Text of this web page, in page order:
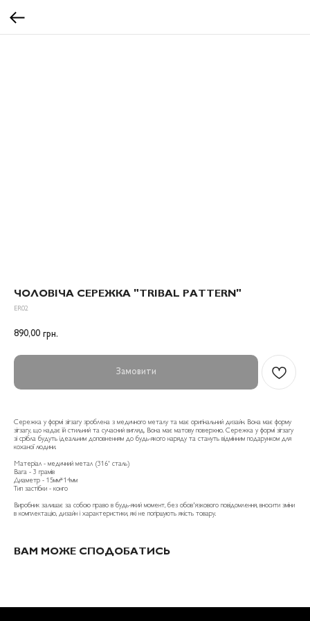
ЧОЛОВІЧА СЕРЕЖКА "ТRIBAL PATTERN"
ER02
890,00 грн.
Замовити
Сережка у формі зігзагу зроблена з медичного металу та має оригінальний дизайн. Вона має форму
зігзагу, що надає їй стильний та сучасний вигляд. Вона має матову поверхню. Сережка у формі зігзагу
зі срібла будуть ідеальним доповненням до будь-якого наряду та стануть відмінним подарунком для
коханої людини.
Матеріал - медичний метал (316' сталь)
Вага - 3 грамів
Диаметр - 15мм*14мм
Тип застібки - конго
Виробник залишає за собою право в будь-який момент, без обов'язкового повідомлення, вносити зміни
в комплектацію, дизайн і характеристики, які не погіршують якість товару.
ВАМ МОЖЕ СПОДОБАТИСЬ